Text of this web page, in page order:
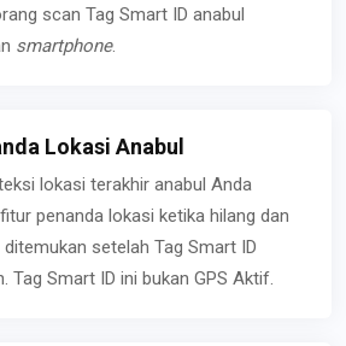
scan Tag Smart ID anabul
smartphone.
Lokasi Anabul
lokasi terakhir anabul Anda
penanda lokasi ketika hilang dan
setelah Tag Smart ID
Tag Smart ID ini bukan GPS Aktif.